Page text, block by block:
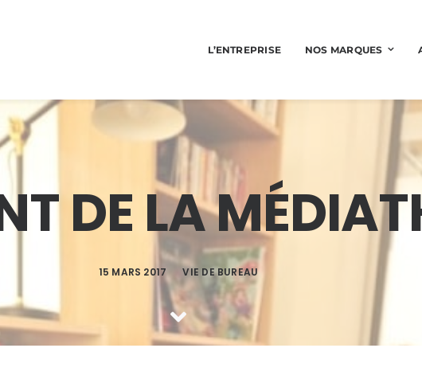
L’ENTREPRISE NOS MARQUES
DE LA
15 MARS 2017 VIE DE BUREAU